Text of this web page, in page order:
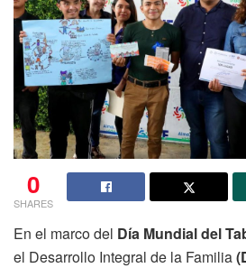
0
SHARES
En el marco del Día Mundial del
el Desarrollo Integral de la Familia